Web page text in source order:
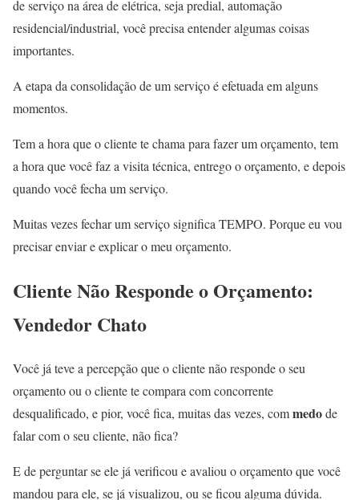
de serviço na área de elétrica, seja predial, automação
residencial/industrial, você precisa entender algumas coisas
importantes.
A etapa da consolidação de um serviço é efetuada em alguns
momentos.
Tem a hora que o cliente te chama para fazer um orçamento, tem
a hora que você faz a visita técnica, entrego o orçamento, e depois
quando você fecha um serviço.
Muitas vezes fechar um serviço significa TEMPO. Porque eu vou
precisar enviar e explicar o meu orçamento.
Cliente Não Responde o Orçamento:
Vendedor Chato
Você já teve a percepção que o cliente não responde o seu
orçamento ou o cliente te compara com concorrente
desqualificado, e pior, você fica, muitas das vezes, commedode
falar com o seu cliente, não fica?
E de perguntar se ele já verificou e avaliou o orçamento que você
mandou para ele, se já visualizou, ou se ficou alguma dúvida.